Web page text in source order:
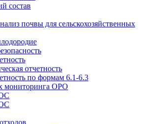
состав
почвы для сельскохозяйственных
отчетность
по формам 6.1-6.3
мониторинга ОРО